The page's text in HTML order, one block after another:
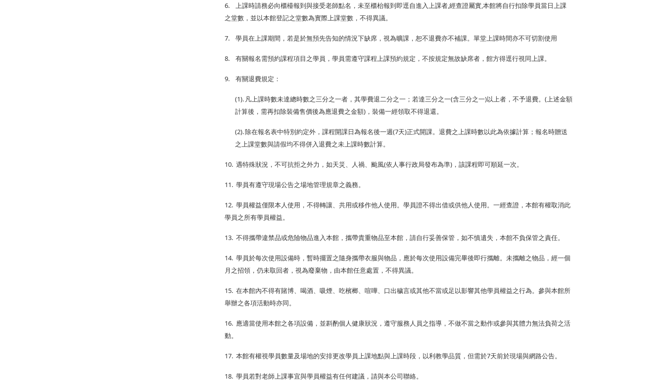
6. 上課時請務必向櫃檯報到與接受老師點名，未至櫃枱報到即逕自進入上課者,經查證屬實,本館將自行扣除學員當日上課
之堂數，並以本館登記之堂數為實際上課堂數，不得異議。
7. 學員在上課期間，若是於無預先告知的情況下缺席，視為曠課，恕不退費亦不補課。單堂上課時間亦不可切割使用
8. 有關報名需預約課程項目之學員，學員需遵守課程上課預約規定，不按規定無故缺席者，館方得逕行視同上課。
9. 有關退費規定：
(1). 凡上課時數未達總時數之三分之一者，其學費退二分之一；若達三分之一(含三分之一)以上者，不予退費。 (上述金額
計算後，需再扣除裝備售價後為應退費之金額)，裝備一經領取不得退還。
(2).除在報名表中特別約定外，課程開課日為報名後一週(7天)正式開課。退費之上課時數以此為依據計算；報名時贈送
之上課堂數與請假均不得併入退費之未上課時數計算。
10. 遇特殊狀況，不可抗拒之外力，如天災、人禍、颱風(依人事行政局發布為準)，該課程即可順延一次。
11. 學員有遵守現場公告之場地管理規章之義務。
12. 學員權益僅限本人使用，不得轉讓、共用或移作他人使用。學員證不得出借或供他人使用。一經查證，本館有權取消此
學員之所有學員權益。
13. 不得攜帶違禁品或危險物品進入本館，攜帶貴重物品至本館，請自行妥善保管，如不慎遺失，本館不負保管之責任。
14. 學員於每次使用設備時，暫時擺置之隨身攜帶衣服與物品，應於每次使用設備完畢後即行攜離。未攜離之物品，經一個
月之招領，仍未取回者，視為廢棄物，由本館任意處置，不得異議。
15. 在本館內不得有賭博、喝酒、吸煙、吃檳榔、喧嘩、口出穢言或其他不當或足以影響其他學員權益之行為。參與本館所
舉辦之各項活動時亦同。
16. 應適當使用本館之各項設備，並斟酌個人健康狀況，遵守服務人員之指導，不做不當之動作或參與其體力無法負荷之活
動。
17. 本館有權視學員數量及場地的安排更改學員上課地點與上課時段，以利教學品質，但需於7天前於現場與網路公告。
18. 學員若對老師上課事宜與學員權益有任何建議，請與本公司聯絡。